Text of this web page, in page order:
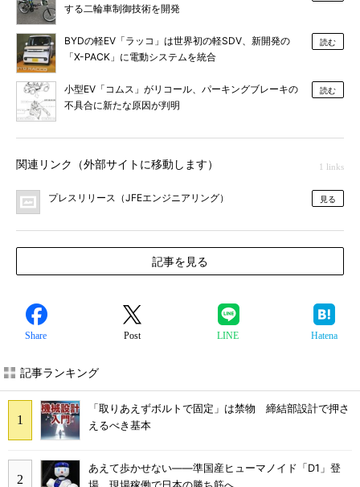
する二輪車制御技術を開発
BYDの軽EV「ラッコ」は世界初の軽SDV、新開発の
「X-PACK」に電動システムを統合
読む
小型EV「コムス」がリコール、パーキングブレーキの
不具合に新たな原因が判明
読む
関連リンク（外部サイトに移動します） 1 links
プレスリリース（JFEエンジニアリング） 見る
記事を見る
Share Post LINE Hatena
記事ランキング
「取りあえずボルトで固定」は禁物 締結部設計で押さ
えるべき基本
あえて歩かせない――準国産ヒューマノイド「D1」登